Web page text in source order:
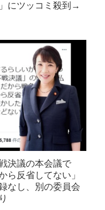
にツッコミ殺到→
決議の本会議で
ら反省してない」
なし、別の委員会